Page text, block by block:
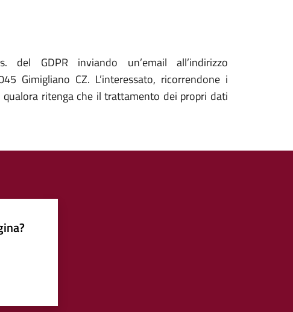
GDPR inviando un’email all’indirizzo
Gimigliano CZ. L’interessato, ricorrendone i
ritenga che il trattamento dei propri dati